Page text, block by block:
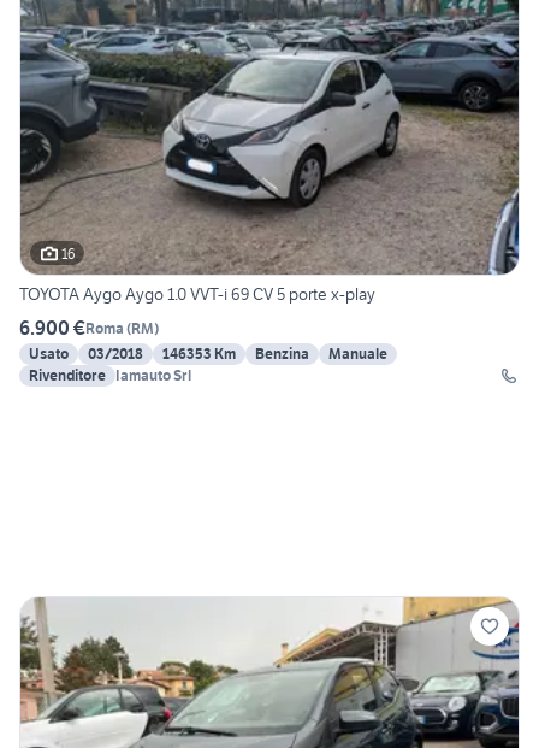
16
TOYOTA Aygo Aygo 1.0 VVT-i 69 CV 5 porte x-play
6.900 €Roma (RM)
Usato
03/2018 146353 Km Benzina
Manuale
Rivenditore Iamauto Srl